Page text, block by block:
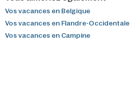
Vos vacances en Belgique
Vos vacances en Flandre-Occidentale
Vos vacances en Campine